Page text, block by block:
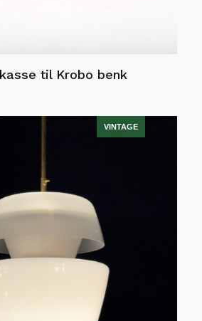
til Krobo benk